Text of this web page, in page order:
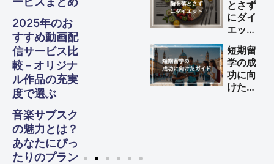
2025年のお
すすめ動画配
信サービス比
較 – オリジナ
ル作品の充実
度で選ぶ
音楽サブスク
の魅力とは？
あなたにぴっ
たりのプラン
とさず
にダイ
エット
法
短期留
学の成
功に向
けた完